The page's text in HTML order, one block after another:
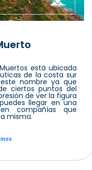
está ubicada
de la costa sur
nombre ya que
ciertos puntos del
de ver la figura
llegar en una
compañías que
misma.